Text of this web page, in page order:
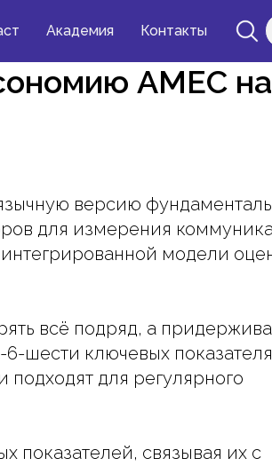
Академия Контакты
AMEC на
версию
для измерения
интегрированной модели
всё подряд, а
6-шести ключевых
для регулярного
показателей, связывая их с